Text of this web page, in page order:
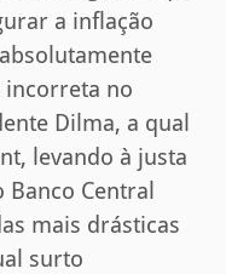
a inflação
no
Dilma, a qual
levando à justa
Central
mais drásticas
surto